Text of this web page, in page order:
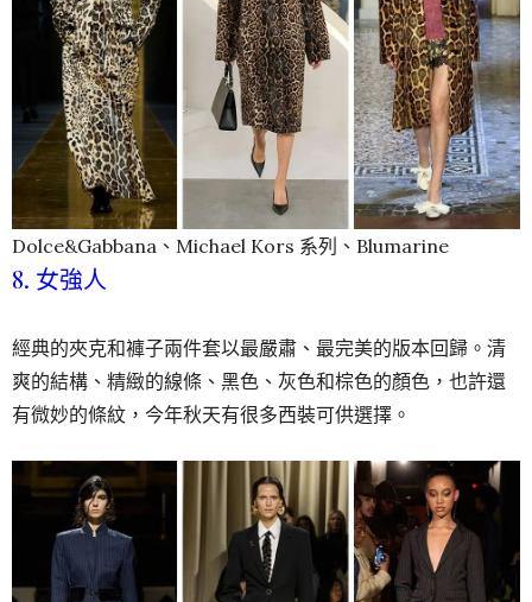
Dolce&Gabbana、Michael Kors 系列、Blumarine
8. 女強人
經典的夾克和褲子兩件套以最嚴肅、最完美的版本回歸。清
爽的結構、精緻的線條、黑色、灰色和棕色的顏色，也許還
有微妙的條紋，今年秋天有很多西裝可供選擇。